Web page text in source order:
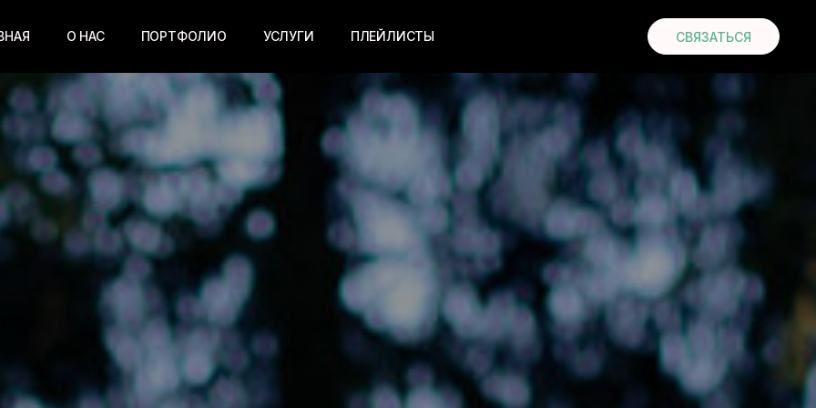
О НАС ПОРТФОЛИО УСЛУГИ ПЛЕЙЛИСТЫ СВЯЗАТЬСЯ